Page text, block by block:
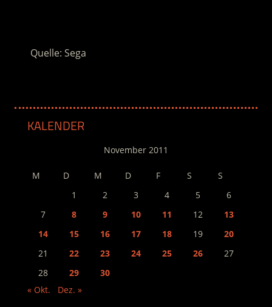
Quelle: Sega
KALENDER
November 2011
M D M D F S
S
1
2 3 4 5
6
7
8 9 10 11 12
13
14
15 16 17 18 19
20
21
22 23 24 25 26
27
28
29
30
« Okt.
Dez. »